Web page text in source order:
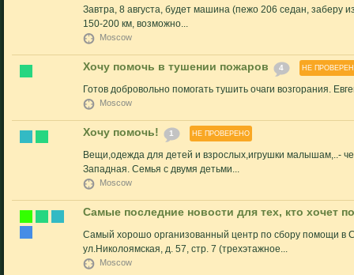
Завтра, 8 августа, будет машина (пежо 206 седан, заберу
150-200 км, возможно...
Moscow
Хочу помочь в тушении пожаров 4 НЕ
Готов добровольно помогать тушить очаги возгорания.
Moscow
Хочу помочь! 1 НЕ ПРОВЕРЕНО
Вещи,одежда для детей и взрослых,игрушки малышам,..-
Западная. Семья с двумя детьми...
Moscow
Самые последние новости для тех, кто хочет
Самый хорошо организованный центр по сбору помощи в
ул.Николоямская, д. 57, стр. 7 (трехэтажное...
Moscow